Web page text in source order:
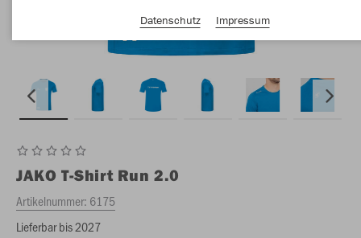
JAKO T-Shirt Run 2.0
Artikelnummer: 6175
Lieferbar bis 2027
Datenschutz
Impressum